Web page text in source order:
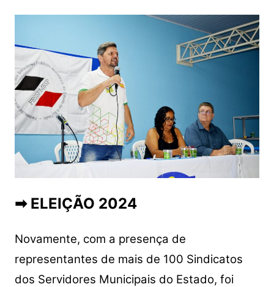
➡ ELEIÇÃO 2024
Novamente, com a presença de
representantes de mais de 100 Sindicatos
dos Servidores Municipais do Estado, foi